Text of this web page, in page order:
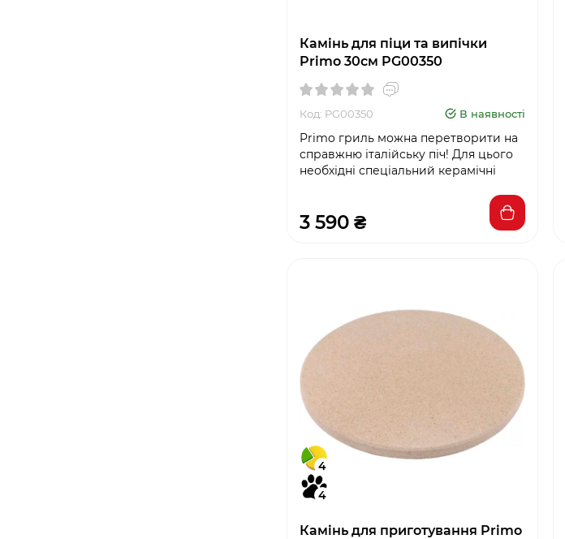
Камінь для піци та випічки
Primo 30см PG00350
Код: PG00350 В наявності
Primo гриль можна перетворити на
справжню італійську піч! Для цього
необхідні спеціальний керамічні
3 590 ₴
4
4
Камінь для приготування Primo